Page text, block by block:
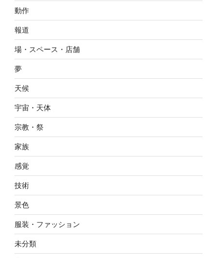
動作
報道
場・スペース・店舗
夢
天候
宇宙・天体
宗教・祭
家族
感覚
技術
景色
服装・ファッション
未分類